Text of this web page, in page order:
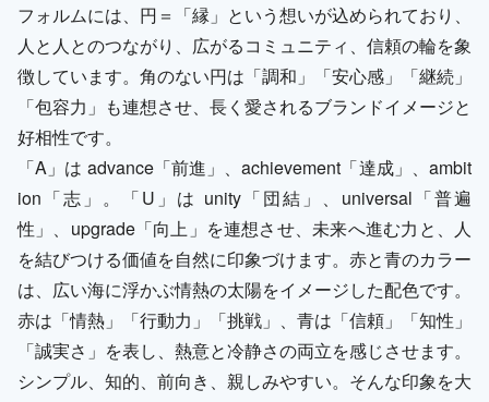
フォルムには、円＝「縁」という想いが込められており、
人と人とのつながり、広がるコミュニティ、信頼の輪を象
徴しています。角のない円は「調和」「安心感」「継続」
「包容力」も連想させ、長く愛されるブランドイメージと
好相性です。
「A」は advance「前進」、achievement「達成」、ambit
ion「志」。「U」は unity「団結」、universal「普遍
性」、upgrade「向上」を連想させ、未来へ進む力と、人
を結びつける価値を自然に印象づけます。赤と青のカラー
は、広い海に浮かぶ情熱の太陽をイメージした配色です。
赤は「情熱」「行動力」「挑戦」、青は「信頼」「知性」
「誠実さ」を表し、熱意と冷静さの両立を感じさせます。
シンプル、知的、前向き、親しみやすい。そんな印象を大